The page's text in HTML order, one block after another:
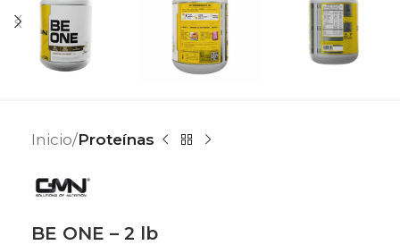
Inicio Proteínas
BE ONE – 2 lb